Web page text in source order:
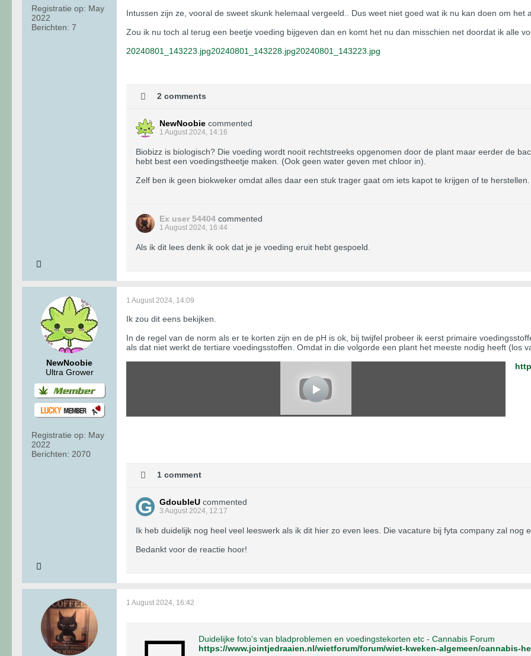
Registratie op: May
2022
Berichten: 7
Intussen zijn ze, vooral de sweet skunk helemaal vergeeld.. Dus weet niet goed wat ik nu kan doen om het
Zou ik nu toch al terug een beetje voeding bijgeven dan en komt het nu dan misschien net doordat ik alle
20240801_143223.jpg20240801_143228.jpg20240801_143223.jpg
2 comments
NewNoobie commented
1 August 2024, 14:16
Biobizz is biologisch? Die voeding wordt nooit rechtstreeks opgenomen door de plant maar eerder de
hebt best een voedingstheetje maken. (Ook geen water geven met chloor in).
Zelf ben ik geen biokweker omdat alles daar een stuk trager gaat om iets kapot te krijgen of te herstellen.
Ex user 54404 commented
1 August 2024, 16:44
Als ik dit lees denk ik ook dat je je voeding eruit hebt gespoeld.
NewNoobie
Ultra Grower
Registratie op: May
2022
Berichten: 2070
1 August 2024, 14:09
Ik zou dit eens bekijken.
In de regel van de norm als er te korten zijn en de pH is ok, bij twijfel probeer ik eerst primaire
als dat niet werkt de tertiare voedingsstoffen. Omdat in die volgorde een plant het meeste nodig heeft (los
1 comment
GdoubleU commented
3 August 2024, 12:17
Ik heb duidelijk nog heel veel leeswerk als ik dit hier zo even lees. Die vacature bij fyta company zal nog
Bedankt voor de reactie hoor!
1 August 2024, 16:42
Duidelijke foto's van bladproblemen en voedingstekorten etc - Cannabis Forum